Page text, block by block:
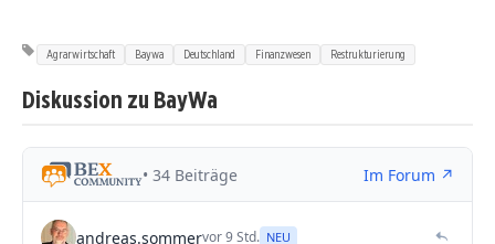
Agrarwirtschaft Baywa Deutschland Finanzwesen Restrukturierung
Diskussion zu BayWa